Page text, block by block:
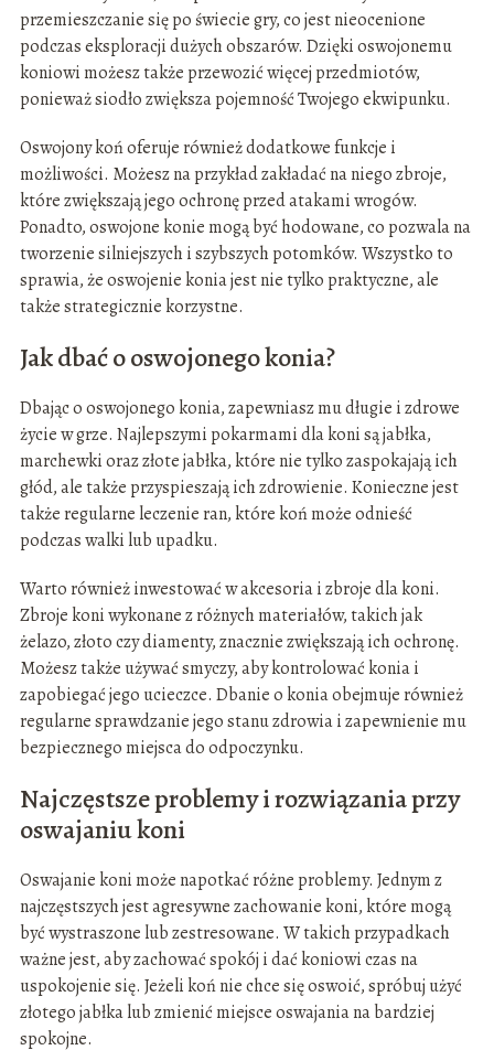
przemieszczanie się po świecie gry, co jest nieocenione
podczas eksploracji dużych obszarów. Dzięki oswojonemu
koniowi możesz także przewozić więcej przedmiotów,
ponieważ siodło zwiększa pojemność Twojego ekwipunku.
Oswojony koń oferuje również dodatkowe funkcje i
możliwości. Możesz na przykład zakładać na niego zbroje,
które zwiększają jego ochronę przed atakami wrogów.
Ponadto, oswojone konie mogą być hodowane, co pozwala na
tworzenie silniejszych i szybszych potomków. Wszystko to
sprawia, że oswojenie konia jest nie tylko praktyczne, ale
także strategicznie korzystne.
Jak dbać o oswojonego konia?
Dbając o oswojonego konia, zapewniasz mu długie i zdrowe
życie w grze. Najlepszymi pokarmami dla koni są jabłka,
marchewki oraz złote jabłka, które nie tylko zaspokajają ich
głód, ale także przyspieszają ich zdrowienie. Konieczne jest
także regularne leczenie ran, które koń może odnieść
podczas walki lub upadku.
Warto również inwestować w akcesoria i zbroje dla koni.
Zbroje koni wykonane z różnych materiałów, takich jak
żelazo, złoto czy diamenty, znacznie zwiększają ich ochronę.
Możesz także używać smyczy, aby kontrolować konia i
zapobiegać jego ucieczce. Dbanie o konia obejmuje również
regularne sprawdzanie jego stanu zdrowia i zapewnienie mu
bezpiecznego miejsca do odpoczynku.
Najczęstsze problemy i rozwiązania przy
oswajaniu koni
Oswajanie koni może napotkać różne problemy. Jednym z
najczęstszych jest agresywne zachowanie koni, które mogą
być wystraszone lub zestresowane. W takich przypadkach
ważne jest, aby zachować spokój i dać koniowi czas na
uspokojenie się. Jeżeli koń nie chce się oswoić, spróbuj użyć
złotego jabłka lub zmienić miejsce oswajania na bardziej
spokojne.